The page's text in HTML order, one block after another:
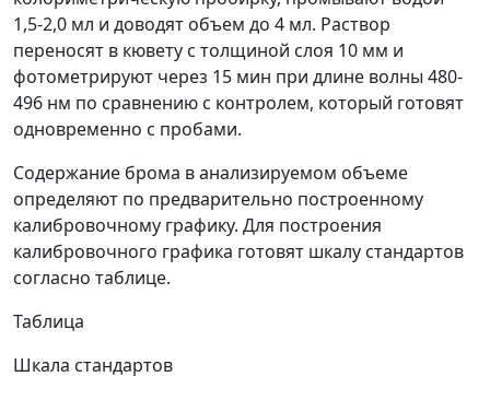
1,5-2,0 мл и доводят объем до 4 мл. Раствор
переносят в кювету с толщиной слоя 10 мм и
фотометрируют через 15 мин при длине волны 480-
496 нм по сравнению с контролем, который готовят
одновременно с пробами.
Содержание брома в анализируемом объеме
определяют по предварительно построенному
калибровочному графику. Для построения
калибровочного графика готовят шкалу стандартов
согласно таблице.
Таблица
Шкала стандартов